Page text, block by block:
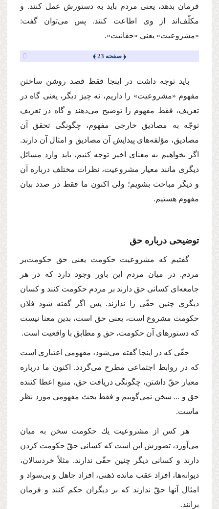
فرمان بدهد، یعنى مردم باید به دستورش عمل كنند. و
مكلّف‌اند از وى اطاعت كنند. پس مى‌توان گفت:
«مشروعیت» یعنى «حقانیت».
﴿ صفحه 23 ﴾
باید توجه داشت در اینجا فقط قصد روشن ساختن
مفهوم «مشروعیت» را داریم، نه چیز دیگر، یعنى گاه در
تعریف، فقط مفهوم را توضیح مى‌دهند و گاه در تعریف
توجّه به مصادیق خارجى مفهوم، چگونگى تحقق آن
مصادیق، مؤلفه‌هاى پیدایش آن مصادیق و امثال آن دارند.
اگر بخواهیم به معناى اخیر توجه كنیم، باید وارد مسائل
دیگرى مانند معیار مشروعیت، نظرات مختلف درباره آن
و دیگر مباحث بشویم؛ ولى اكنون ما فقط در صدد بیان
مفهوم هستیم.
توضیحى درباره حق
گفتیم كه مشروعیت حكومت یعنى حق حكومت‌بر
مردم. در میان مردم این باور وجود دارد كه در هر
جامعه‌اى كسانى حق دارند بر مردم حكومت كنند و كسان
دیگرى چنین حقّى را ندارند. پس اگر گفته شود فلان
حكومت مشروع است، یعنى حق است، بدین معنا نیست
كه دستورهاى آن حكومت، حق و مطابق با واقعیت است.
حقّى كه در اینجا گفته مى‌شود، مفهومى اعتبارى است
كه در روابط اجتماعى مطرح مى‌گردد. اكنون ما درباره
معیار حقّ داشتن، چگونگى دریافت حق، منبع اعطا كننده
حق و ... سخن نمى‌گوییم و فقط بحث مفهومى مورد نظر
ماست.
هر كس از مشروعیت یك حكومت سخن به میان
مى‌آورد، تصورش این است كه كسانى حقّ حكومت كردن
دارند و كسانى دیگر چنین حقّى ندارند. مثلاً خردسالان،
دیوانه‌ها، افراد عقب مانده ذهنى، افراد جاهل و بى‌سواد و
امثال آنها حقّ ندارند كه بر دیگران حكم كنند و فرمان
برانند.